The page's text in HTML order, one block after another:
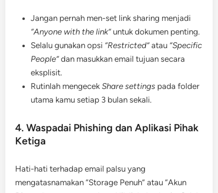
Jangan pernah men-set link sharing menjadi
“Anyone with the link”untuk dokumen penting.
Selalu gunakan opsi “Restricted”atau “Specific
People”dan masukkan email tujuan secara
eksplisit.
Rutinlah mengecekShare settings pada folder
utama kamu setiap 3 bulan sekali.
4. Waspadai Phishing dan Aplikasi Pihak
Ketiga
Hati-hati terhadap email palsu yang
mengatasnamakan “Storage Penuh” atau “Akun